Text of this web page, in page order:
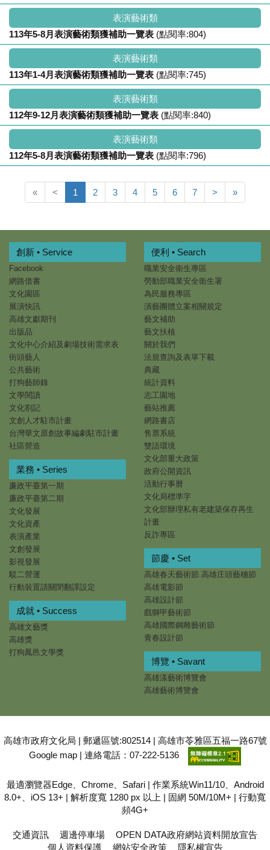
表演藝術類
113年5-8月表演藝術類獲補助一覽表 (點閱率:804)
表演藝術類
113年1-4月表演藝術類獲補助一覽表 (點閱率:745)
表演藝術類
112年9-12月表演藝術類獲補助一覽表 (點閱率:840)
表演藝術類
112年5-8月表演藝術類獲補助一覽表 (點閱率:796)
« < 1 2 3 4 5 6 7 > »
創新 • Service
Facebook
網路借書
文化園區
展演快訊
高雄文獻期刊
出版品
文化中心介紹及劇場技術需求表
街頭藝人
公共藝術
打狗藝師錄
文學閱讀
文化劄記
文創人才駐市計畫
台灣華文原創故事編劇駐市計畫
社區營造
便利 • Search
職業安全衛生專區
勞動部職業安全衛生署
為民服務專區
演藝團體立案相關規定
藝文補助
藝文扶植
關於我們
法規查詢及表單下載
典藏
統計資料
志工園地
藝站推薦
網路書店
售票系統
雙語環境
文化部重大政策
政府公開資訊
活動行事曆
文化局標準字
文化部辦理私有老建築保存再生
計畫
反詐專區
業務 • Series
廉政平臺第一期
廉政平臺第二期
文化發展
文化資產
表演產業
文創發展
影視發展
駁二營運
行動裝置請關閉翻譯設定
節慶 • Set
高雄春天藝術節.高雄庄頭藝穗節
高雄電影節
高雄設計節
戲獅甲藝術節
高雄國際鋼雕藝術節
青春設計節
成就 • Success
高雄文藝獎
高雄獎
打狗鳳邑文學獎
博覽 • Savant
高雄漾藝術博覽會
高雄藝術博覽會
高雄市政府文化局 | 郵遞區號:802514 | 高雄市苓雅區五福一路67號
Google map | 連絡電話：07-222-5136
最適瀏覽器Edge、Chrome、Safari | 作業系統Win11/10、Android
8.0+、iOS 13+ | 解析度寬 1280 px 以上 | 固網 50M/10M+ | 行動寬
頻4G+
交通資訊 週邊停車場
OPEN DATA政府網站資料開放宣告
個人資料保護
網站安全政策 隱私權宣告